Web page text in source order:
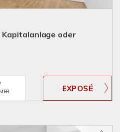
oder